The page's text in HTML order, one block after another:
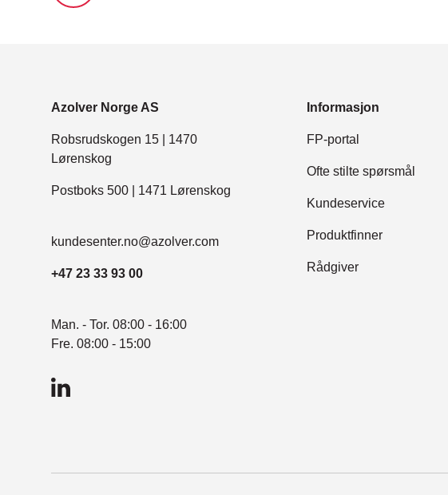
Azolver Norge AS
Robsrudskogen 15 | 1470
Lørenskog
Postboks 500 | 1471 Lørenskog
kundesenter.no@azolver.com
+47 23 33 93 00
Man. - Tor. 08:00 - 16:00
Fre. 08:00 - 15:00
LinkedIn
Informasjon
FP-portal
Ofte stilte spørsmål
Kundeservice
Produktfinner
Rådgiver